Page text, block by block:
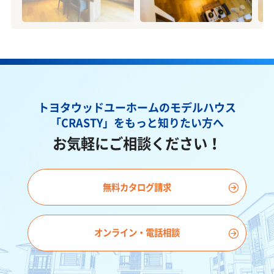
トヨタウッドユーホームのモデルハウス
「CRASTY」をもっと知りたい方へ
お気軽にご相談ください！
無料カタログ請求
オンライン・電話相談